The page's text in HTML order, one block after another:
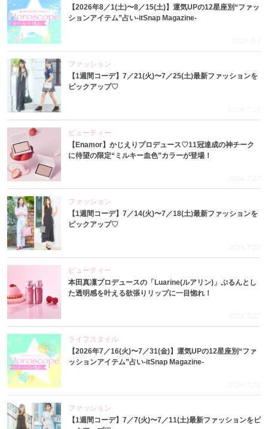
【2026年8／1(土)〜8／15(土)】運気UPの12星座別“ファッ
ションアイテム”占い-itSnap Magazine-
2026.8.1
ファッション
【1週間コーデ】7／21(火)〜7／25(土)最新ファッションを
ピックアップ♡
2026.7.29
ビューティー
【Enamor】かじえりプロデュース♡11冠達成の神チーク
に待望の限定“ミルキー血色”カラーが登場！
2026.7.27
ファッション
【1週間コーデ】7／14(火)〜7／18(土)最新ファッションを
ピックアップ♡
2026.7.23
ビューティー
本田真凜プロデュースの「Luarine(ルアリン)」ぷるんとし
た透明感を叶える欲張りリップに一目惚れ！
2026.7.22
ライフスタイル
【2026年7／16(火)〜7／31(金)】運気UPの12星座別“ファ
ッションアイテム”占い-itSnap Magazine-
2026.7.16
ファッション
【1週間コーデ】7／7(火)〜7／11(土)最新ファッションをピ